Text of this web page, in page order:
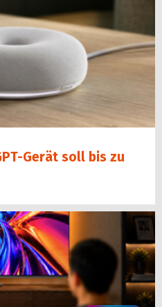
Gerät soll bis zu